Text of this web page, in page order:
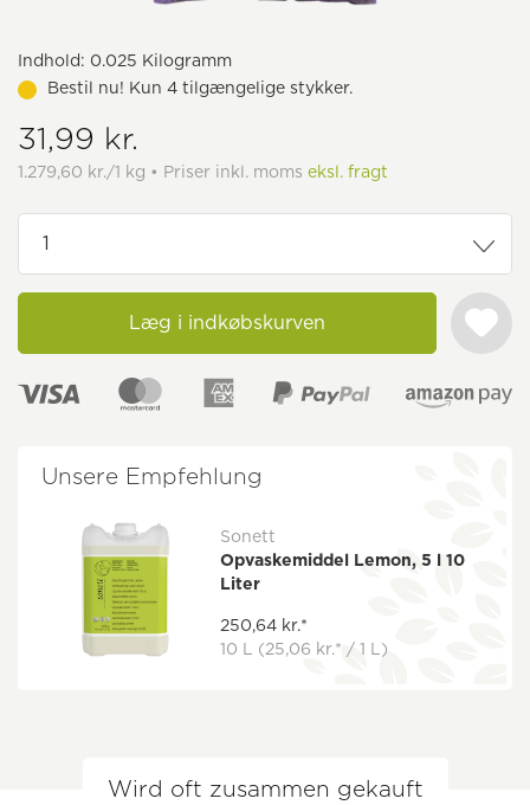
Indhold: 0.025 Kilogramm
Bestil nu! Kun 4 tilgængelige stykker.
31,99 kr.
1.279,60 kr./1 kg • Priser inkl. moms eksl. fragt
Læg i indkøbskurven
Unsere Empfehlung
Sonett
Opvaskemiddel Lemon, 5 l 10
Liter
250,64 kr.*
10 L (25,06 kr.* / 1 L)
Wird oft zusammen gekauft